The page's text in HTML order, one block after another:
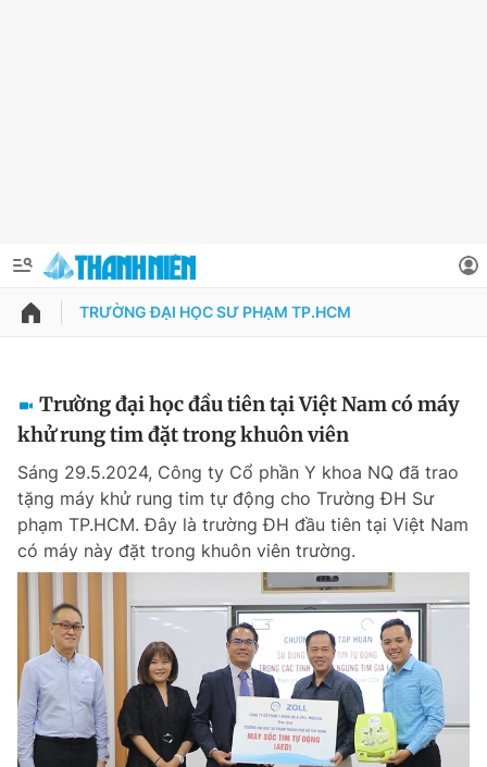
QUẢNG CÁO ĐẶT BÁO
Chuyên mục khác
Chào ngày mới Tin 24h
Tin thị trường Tin 360
Video Magazine
Thông tin tài khoản
Đổi mật khẩu
Tin đã lưu
Tin đã xem
TRƯỜNG ĐẠI HỌC SƯ PHẠM TP.HCM
Trường đại học đầu tiên tại Việt Nam có máy
khử rung tim đặt trong khuôn viên
Sáng 29.5.2024, Công ty Cổ phần Y khoa NQ đã trao
tặng máy khử rung tim tự động cho Trường ĐH Sư
phạm TP.HCM. Đây là trường ĐH đầu tiên tại Việt Nam
có máy này đặt trong khuôn viên trường.